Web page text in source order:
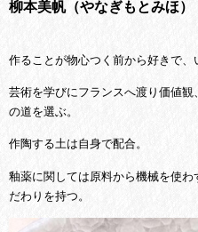
柳本美帆（やなぎもとみほ）
作ることが物心つく前から好きで、
芸術を学びにフランスへ渡り価値
の道を選ぶ。
作陶する土は自身で配合。
釉薬に関しては原料から機械を使
だわりを持つ。